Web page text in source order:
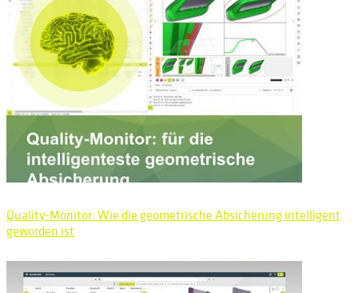
Quality-Monitor: Wie die geometrische Absicherung intelligent
geworden ist